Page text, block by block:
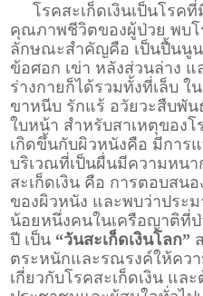
โรคสะเก็ดเงินเป็นโรค
คุณภาพชีวิตของผู้ป่วย พบโ
ลักษณะสำคัญคือ เป็นปื้นนูน
ข้อศอก เข่า หลังส่วนล่าง
ร่างกายก็ได้รวมทั้งที่เล็บ
ขาหนีบ รักแร้ อวัยวะสืบพั
ใบหน้า สำหรับสาเหตุของ
เกิดขึ้นกับผิวหนังคือ มีการ
บริเวณที่เป็นผื่นมีความหนา
สะเก็ดเงิน คือ การตอบสน
ของผิวหนัง และพบว่าประ
น้อยหนึ่งคนในเครือญาติที่ป่
ปี เป็น “วันสะเก็ดเงินโลก”
ตระหนักและรณรงค์ให้ควา
เกี่ยวกับโรคสะเก็ดเงิน และ